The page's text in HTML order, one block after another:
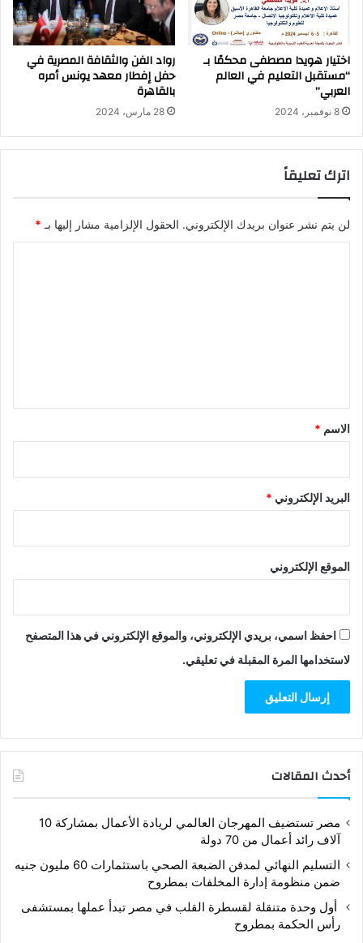
اختيار هويدا مصطفى محكمًا بـ
“مستقبل التعليم في العالم
العربي”
8 نوفمبر، 2024
رواد الفن والثقافة المصرية في
حفل إفطار معهد يونس أمره
بالقاهرة
28 مارس، 2024
اترك تعليقاً
لن يتم نشر عنوان بريدك الإلكتروني. الحقول الإلزامية مشار إليها بـ *
*
الاسم *
البريد الإلكتروني *
الموقع الإلكتروني
احفظ اسمي، بريدي الإلكتروني، والموقع الإلكتروني في هذا المتصفح
لاستخدامها المرة المقبلة في تعليقي.
أحدث المقالات
مصر تستضيف المهرجان العالمي لريادة الأعمال بمشاركة 10
آلاف رائد أعمال من 70 دولة
التسليم النهائي لمدفن الضبعة الصحي باستثمارات 60 مليون جنيه
ضمن منظومة إدارة المخلفات بمطروح
أول وحدة متنقلة لقسطرة القلب في مصر تبدأ عملها بمستشفى
رأس الحكمة بمطروح